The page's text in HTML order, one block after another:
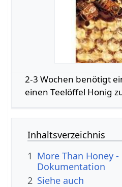
2-3 Wochen benötigt
einen Teelöffel Honig
Inhaltsverzeichnis
1 More Than Honey
Dokumentation
2 Siehe auch